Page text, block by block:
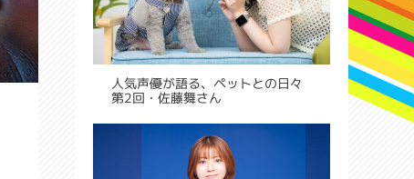
人気声優が語る、ペットとの日々
第2回・佐藤舞さん